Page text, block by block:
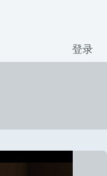
登录